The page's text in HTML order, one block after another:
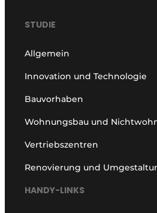
Videos
STUDIE
Allgemein
Innovation und Technologie
Bauvorhaben
Wohnungsbau und
Vertriebszentren
Renovierung und
HANDY-LINKS